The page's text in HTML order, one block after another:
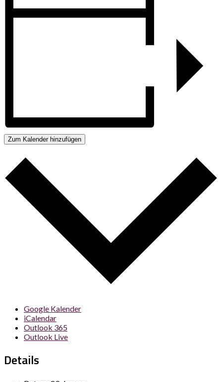
Zum Kalender hinzufügen
Google Kalender
iCalendar
Outlook 365
Outlook Live
Details